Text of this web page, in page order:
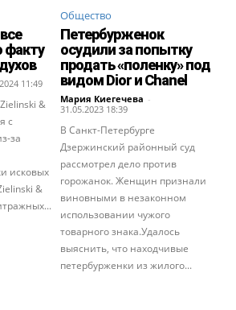
факту
11:49
&
с
за
исковых
&
Общество
Петербурженок
осудили за попытку
продать «поленку» под
видом Dior и Chanel
Мария Киегечева -
31.05.2023 18:39
В Санкт-Петербурге
Дзержинский районный суд
рассмотрел дело против
горожанок. Женщин признали
виновными в незаконном
использовании чужого
товарного знака.Удалось
выяснить, что находчивые
петербурженки из жилого...